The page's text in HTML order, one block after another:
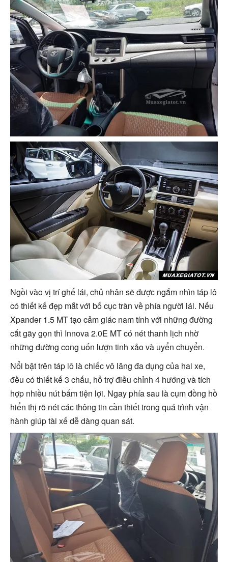
Ngồi vào vị trí ghế lái, chủ nhân sẽ được ngắm nhìn táp lô
có thiết kế đẹp mắt với bố cục tràn về phía người lái. Nếu
Xpander 1.5 MT tạo cảm giác nam tính với những đường
cắt gãy gọn thì Innova 2.0E MT có nét thanh lịch nhờ
những đường cong uốn lượn tinh xảo và uyển chuyển.
Nổi bật trên táp lô là chiếc vô lăng đa dụng của hai xe,
đều có thiết kế 3 chấu, hỗ trợ điều chỉnh 4 hướng và tích
hợp nhiều nút bấm tiện lợi. Ngay phía sau là cụm đồng hồ
hiển thị rõ nét các thông tin cần thiết trong quá trình vận
hành giúp tài xế dễ dàng quan sát.